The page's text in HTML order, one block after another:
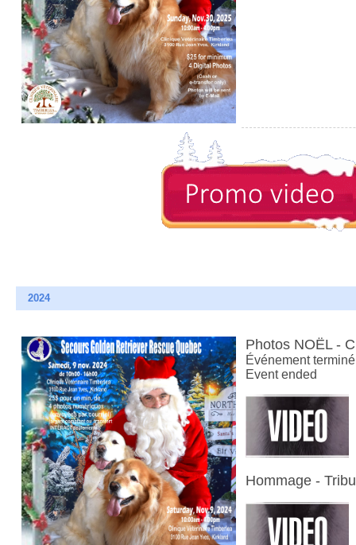
2024
Photos NOËL -
Événement terminé
Event ended
Hommage -